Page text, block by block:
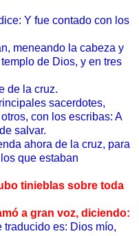
Y fue contado con los
meneando la cabeza y
de Dios, y en tres
de la cruz.
sacerdotes,
con los escribas: A
salvar.
ahora de la cruz, para
que estaban
tinieblas sobre toda
a gran voz, diciendo:
traducido es: Dios mío,